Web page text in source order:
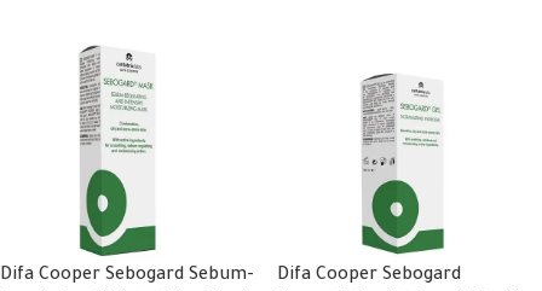
Difa Cooper Sebogard Sebum-
Difa Cooper Sebogard